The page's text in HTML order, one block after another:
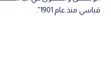
قياسي منذ عام 1901".